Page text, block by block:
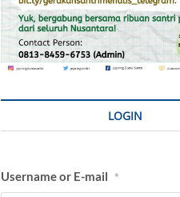
LOGIN
Username or E-mail *